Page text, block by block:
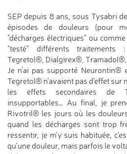
SEP depuis 8 ans, sous Tysabri
épisodes de douleurs (pour
"décharges électriques" ou
"testé" différents traitements
Tegretol®, Dialgirex®,
Je n'ai pas supporté
Tegretol® n'avaient pas d'effet sur
les effets secondaires de
insupportables… Au final, je
Rivotril® les jours où les
quand les décharges sont trop
ressentir, je m'y suis habituée,
qu'une douleur, mais parfois le